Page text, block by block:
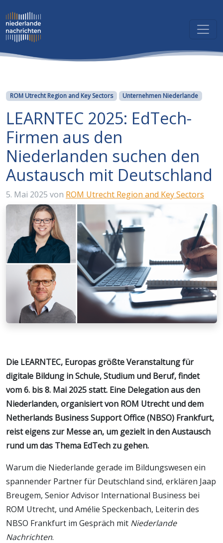
Kategorien
ROM Utrecht Region and Key Sectors Unternehmen Niederlande
LEARNTEC 2025: EdTech-
Firmen aus den
Niederlanden suchen den
Austausch mit Deutschland
5. Mai 2025 von ROM Utrecht Region and Key Sectors
Die LEARNTEC, Europas größte Veranstaltung für
digitale Bildung in Schule, Studium und Beruf, findet
vom 6. bis 8. Mai 2025 statt. Eine Delegation aus den
Niederlanden, organisiert von ROM Utrecht und dem
Netherlands Business Support Office (NBSO) Frankfurt,
reist eigens zur Messe an, um gezielt in den Austausch
rund um das Thema EdTech zu gehen.
Warum die Niederlande gerade im Bildungswesen ein
spannender Partner für Deutschland sind, erklären Jaap
Breugem, Senior Advisor International Business bei
ROM Utrecht, und Amélie Speckenbach, Leiterin des
NBSO Frankfurt im Gespräch mit Niederlande
Nachrichten.